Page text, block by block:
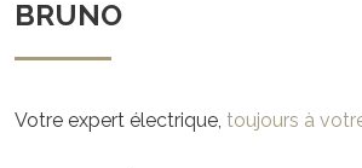
BRUNO
Votre expert électrique, toujours à